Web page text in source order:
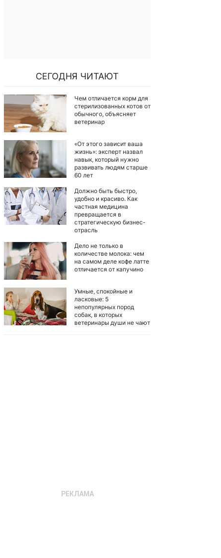
СЕГОДНЯ ЧИТАЮТ
Чем отличается корм для
стерилизованных котов от
обычного, объясняет
ветеринар
«От этого зависит ваша
жизнь»: эксперт назвал
навык, который нужно
развивать людям старше
60 лет
Должно быть быстро,
удобно и красиво. Как
частная медицина
превращается в
стратегическую бизнес-
отрасль
Дело не только в
количестве молока: чем
на самом деле кофе латте
отличается от капучино
Умные, спокойные и
ласковые: 5
непопулярных пород
собак, в которых
ветеринары души не чают